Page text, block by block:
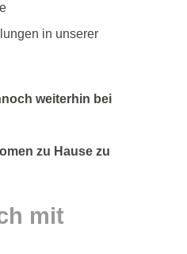
in unserer
weiterhin bei
zu Hause zu
mit